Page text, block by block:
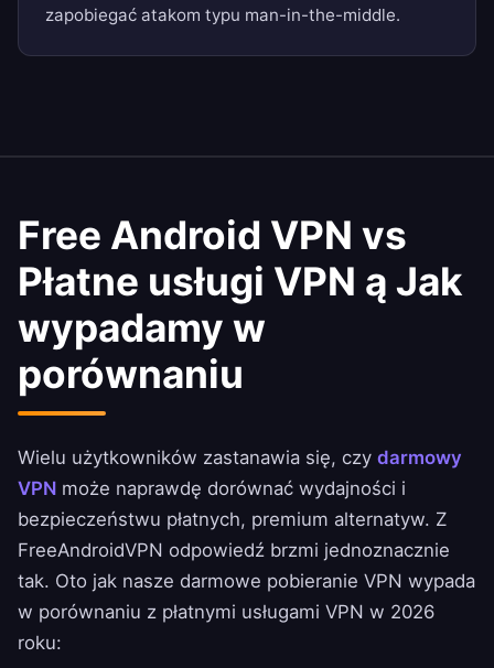
zapobiegać atakom typu man-in-the-middle.
Free Android VPN vs
Płatne usługi VPN ą Jak
wypadamy w
porównaniu
Wielu użytkowników zastanawia się, czy darmowy
VPN może naprawdę dorównać wydajności i
bezpieczeństwu płatnych, premium alternatyw. Z
FreeAndroidVPN odpowiedź brzmi jednoznacznie
tak. Oto jak nasze darmowe pobieranie VPN wypada
w porównaniu z płatnymi usługami VPN w 2026
roku: